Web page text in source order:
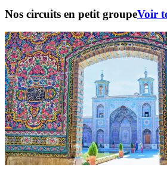
Nos circuits en petit groupeVoir